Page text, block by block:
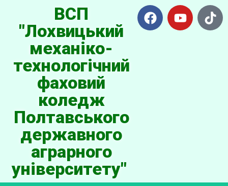
ВСП
"Лохвицький
механіко-
технологічний
фаховий
коледж
Полтавського
державного
аграрного
університету"